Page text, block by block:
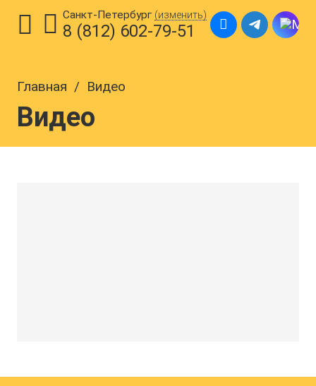
Санкт-Петербург (изменить)
8 (812) 602-79-51
Главная / Видео
Видео